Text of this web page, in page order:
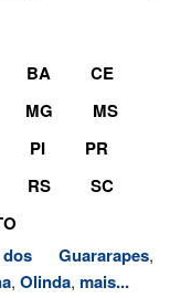
BA
CE
MG
MS
PI
PR
RS
SC
Guararapes,
, Olinda, mais...